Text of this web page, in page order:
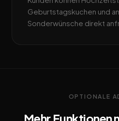
Geburtstagskuchen und
Sonderwünsche direkt
OPTIONALE